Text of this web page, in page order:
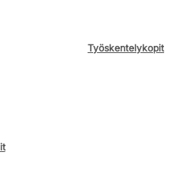
Työskentelykopit